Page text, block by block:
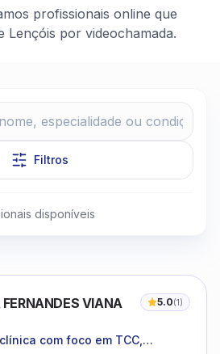
Clique para assistir
profissionais online que
Lençóis por videochamada.
Filtros
disponíveis
VIANA 5.0(1)
com foco em TCC,